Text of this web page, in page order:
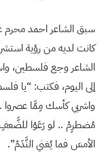
سبق الشاعر احمد محرم
الشاعر وجع فلسطين،
إلى اليوم، فكتب: “يا
واشربي كأسك مِمَّا عصروا
مُضطرِمْ .. لو رَعَوْا
الأمسَ فما يُغني النَّدَمْ”.